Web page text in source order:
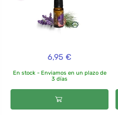
6,95 €
En stock - Enviamos en un plazo de
3 días